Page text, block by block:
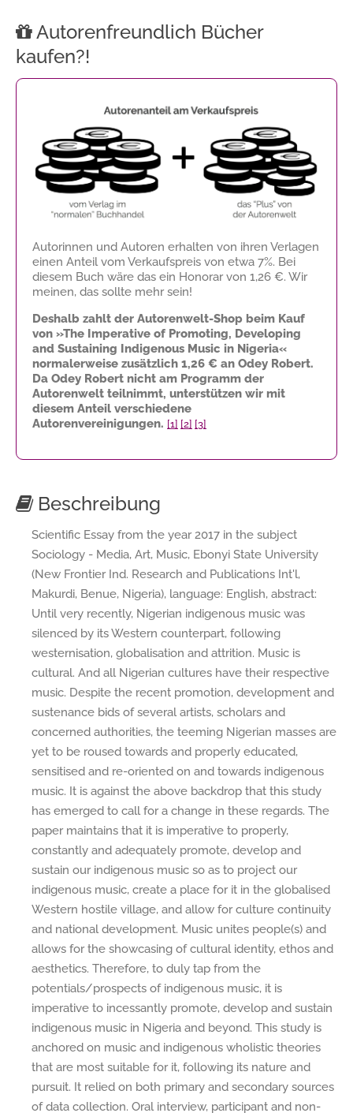
Autorenfreundlich Bücher
kaufen?!
Autorinnen und Autoren erhalten von ihren Verlagen
einen Anteil vom Verkaufspreis von etwa 7%. Bei
diesem Buch wäre das ein Honorar von 1,26 €. Wir
meinen, das sollte mehr sein!
Deshalb zahlt der Autorenwelt-Shop beim Kauf
von »The Imperative of Promoting, Developing
and Sustaining Indigenous Music in Nigeria«
normalerweise zusätzlich 1,26 € an Odey Robert.
Da Odey Robert nicht am Programm der
Autorenwelt teilnimmt, unterstützen wir mit
diesem Anteil verschiedene
Autorenvereinigungen. [1] [2] [3]
Beschreibung
Scientific Essay from the year 2017 in the subject
Sociology - Media, Art, Music, Ebonyi State University
(New Frontier Ind. Research and Publications Int'l,
Makurdi, Benue, Nigeria), language: English, abstract:
Until very recently, Nigerian indigenous music was
silenced by its Western counterpart, following
westernisation, globalisation and attrition. Music is
cultural. And all Nigerian cultures have their respective
music. Despite the recent promotion, development and
sustenance bids of several artists, scholars and
concerned authorities, the teeming Nigerian masses are
yet to be roused towards and properly educated,
sensitised and re-oriented on and towards indigenous
music. It is against the above backdrop that this study
has emerged to call for a change in these regards. The
paper maintains that it is imperative to properly,
constantly and adequately promote, develop and
sustain our indigenous music so as to project our
indigenous music, create a place for it in the globalised
Western hostile village, and allow for culture continuity
and national development. Music unites people(s) and
allows for the showcasing of cultural identity, ethos and
aesthetics. Therefore, to duly tap from the
potentials/prospects of indigenous music, it is
imperative to incessantly promote, develop and sustain
indigenous music in Nigeria and beyond. This study is
anchored on music and indigenous wholistic theories
that are most suitable for it, following its nature and
pursuit. It relied on both primary and secondary sources
of data collection. Oral interview, participant and non-